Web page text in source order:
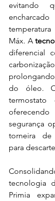
evitando
Máx. A
diferencial
do óleo.
termostato
segurança
torneira de
para
tecnologia
Primia